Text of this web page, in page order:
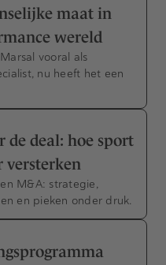
maat in
wereld
vooral als
nu heeft het een
de deal: hoe sport
versterken
M&A: strategie,
en pieken onder druk.